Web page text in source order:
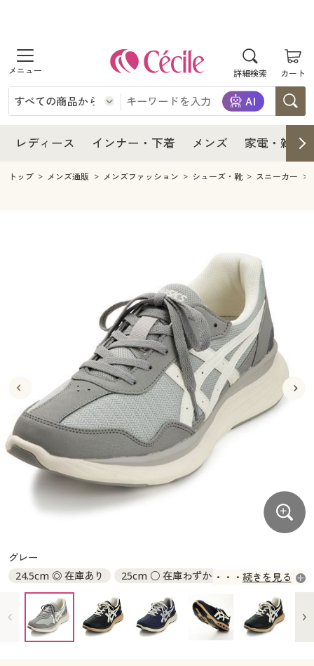
詳細検索 カート
商品を探す
レディース
レディースファッション
インナー・下着
インナー・下着通販すべて
メンズ
キッチン・雑貨・日用品
寝具・インテリア・家具通販すべて
寝具・ベッド
カーテン・ラグ・ファブリック
美容・健康通販すべて
美容・健康・サプリメント
制服・スクールすべて
制服・学生服
ジュニア・ティーンズ下着
大きいサイズ
大きいサイズ通販すべて
大きいサイズ レディース服
大きいサイズ レディース下着
大きいサイズ 事務・制服
バーゲン
バーゲンセール
シークレットセール
詳細検索
商品カテゴリ一覧
カタログ・チラシからのご注文
デジタルカタログ
カタログ無料プレゼント
レディース インナー・下着 メンズ 家電・雑貨
レディース
レディース通販すべて
レディースファッション
インナー・下着
インナー・下着通販すべて
メンズ
カーテン・ラグ・ファブリック
美容・健康・サプリメント
制服・スクールすべて
ジュニア・ティーンズ下着
大きいサイズ通販すべて
大きいサイズ レディース服
大きいサイズ レディース下着
大きいサイズ メンズ
バーゲンセール
シークレットセール
詳細検索
商品カテゴリ一覧
カタログ
カタログ・チラシからのご注文
カタログ無料プレゼント
会員メニュー
トップ メンズ通販 メンズファッション シューズ・靴 スニーカー
グレー
24.5cm ◎ 在庫あり
25cm ○ 在庫わずか
25.5cm ○ 在庫わずか
26.5cm ○ 在庫わずか
27cm ◎ 在庫あり
28cm ○ 在庫わずか
続きを見る